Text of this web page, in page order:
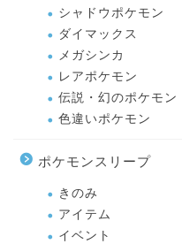
シャドウポケモン
ダイマックス
メガシンカ
レアポケモン
伝説・幻のポケモン
色違いポケモン
ポケモンスリープ
きのみ
アイテム
イベント